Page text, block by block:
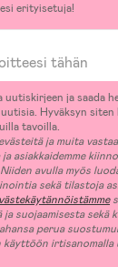
erityisetuja!
uutiskirjeen ja saada
Hyväksyn
tavoilla.
ja muita
asiakkaidemme
avulla myös
sekä tilastoja
suojaamisesta sekä
perua
käyttöön irtisanomalla